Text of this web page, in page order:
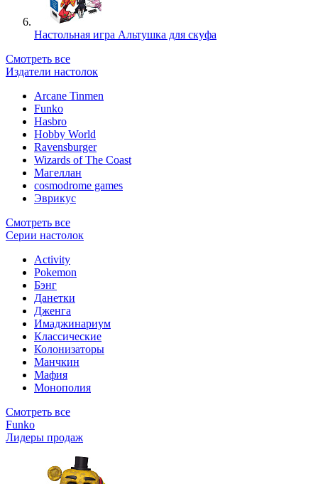
Настольная игра Альтушка для скуфа
Смотреть все
Издатели настолок
Arcane Tinmen
Funko
Hasbro
Hobby World
Ravensburger
Wizards of The Coast
Магеллан
сosmodrome games
Эврикус
Смотреть все
Серии настолок
Activity
Pokemon
Бэнг
Данетки
Дженга
Имаджинариум
Классические
Колонизаторы
Манчкин
Мафия
Монополия
Смотреть все
Funko
Лидеры продаж